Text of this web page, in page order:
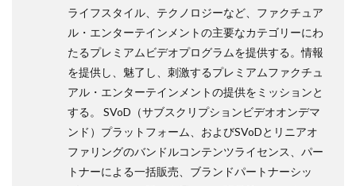
ライフスタイル、テクノロジーなど、ファクチュア
ル・エンターテインメントの主要なカテゴリーにわ
たるプレミアムビデオプログラムを提供する。情報
を提供し、魅了し、刺激するプレミアムファクチュ
アル・エンターテインメントの提供をミッションと
する。 SVoD（サブスクリプションビデオオンデマ
ンド）プラットフォーム、およびSVoDとリニアオ
ファリングのバンドルコンテンツライセンス、パー
トナーによる一括販売、ブランドパートナーシッ